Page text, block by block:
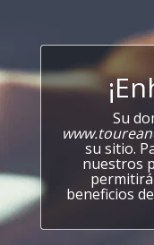
Su
su sitio.
nuestros
beneficios